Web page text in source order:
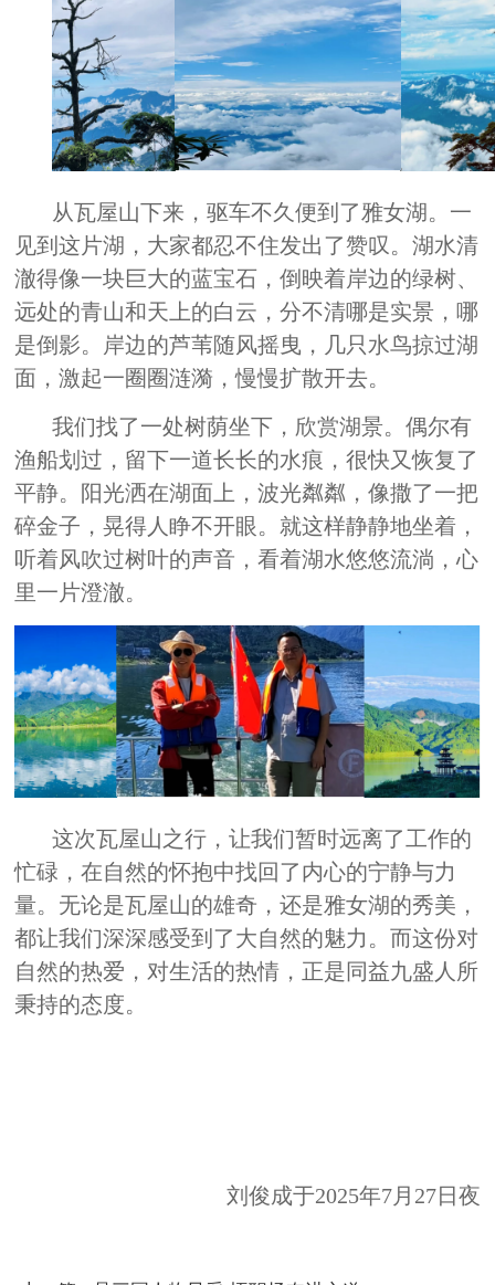
从瓦屋山下来，驱车不久便到了雅女湖。一
见到这片湖，大家都忍不住发出了赞叹。湖水清
澈得像一块巨大的蓝宝石，倒映着岸边的绿树、
远处的青山和天上的白云，分不清哪是实景，哪
是倒影。岸边的芦苇随风摇曳，几只水鸟掠过湖
面，激起一圈圈涟漪，慢慢扩散开去。
我们找了一处树荫坐下，欣赏湖景。偶尔有
渔船划过，留下一道长长的水痕，很快又恢复了
平静。阳光洒在湖面上，波光粼粼，像撒了一把
碎金子，晃得人睁不开眼。就这样静静地坐着，
听着风吹过树叶的声音，看着湖水悠悠流淌，心
里一片澄澈。
这次瓦屋山之行，让我们暂时远离了工作的
忙碌，在自然的怀抱中找回了内心的宁静与力
量。无论是瓦屋山的雄奇，还是雅女湖的秀美，
都让我们深深感受到了大自然的魅力。而这份对
自然的热爱，对生活的热情，正是同益九盛人所
秉持的态度。
刘俊成于2025年7月27日夜